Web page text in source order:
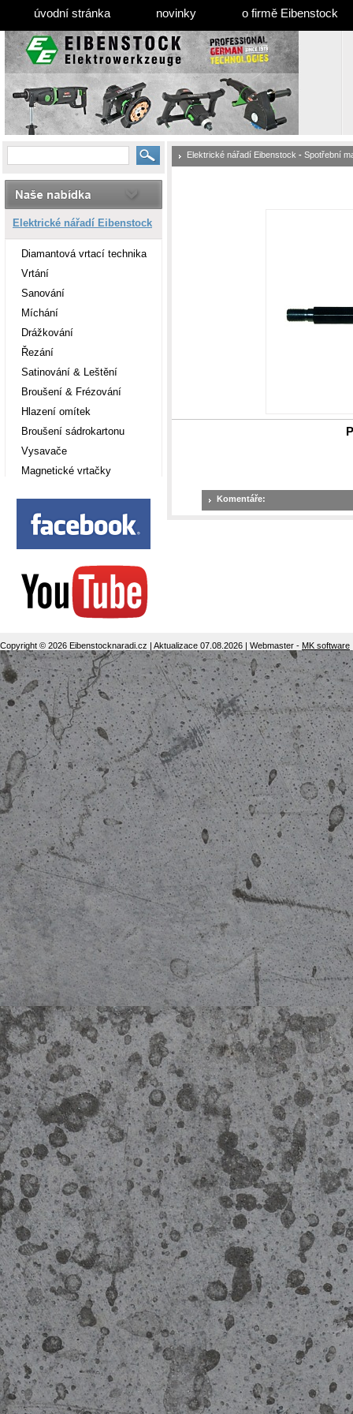
úvodní stránka novinky o firmě Eibenstock
Elektrické nářadí Eibenstock
Diamantová vrtací technika
Vrtání
Sanování
Míchání
Drážkování
Řezání
Satinování & Leštění
Broušení & Frézování
Hlazení omítek
Broušení sádrokartonu
Vysavače
Magnetické vrtačky
Elektrické nářadí Eibenstock - Spotřební
Komentáře:
Copyright © 2026 Eibenstocknaradi.cz | Aktualizace 07.08.2026 | Webmaster - MK software